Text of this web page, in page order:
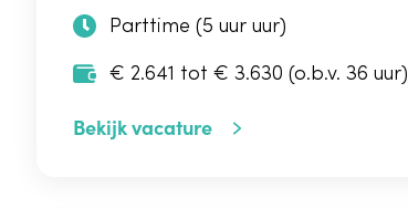
Parttime (5 uur uur)
€ 2.641 tot € 3.630 (o.b.v. 36 uur)
Bekijk vacature